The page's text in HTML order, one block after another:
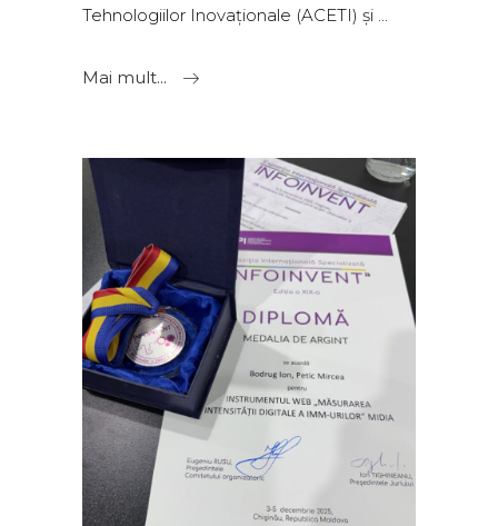
Tehnologiilor Inovaționale (ACETI) și
Mai mult...